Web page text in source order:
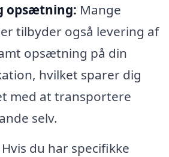
opsætning: Mange
tilbyder også levering af
opsætning på din
hvilket sparer dig
med at transportere
selv.
Hvis du har specifikke